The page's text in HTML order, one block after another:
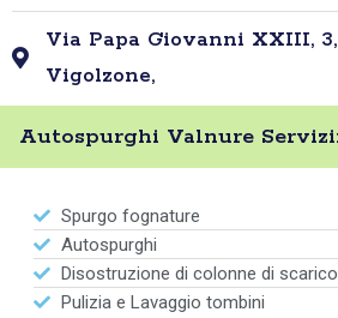
Via Papa Giovanni XXIII,
Vigolzone,
Autospurghi Valnure Servizi:
Spurgo fognature
Autospurghi
Disostruzione di colonne di scarico
Pulizia e Lavaggio tombini